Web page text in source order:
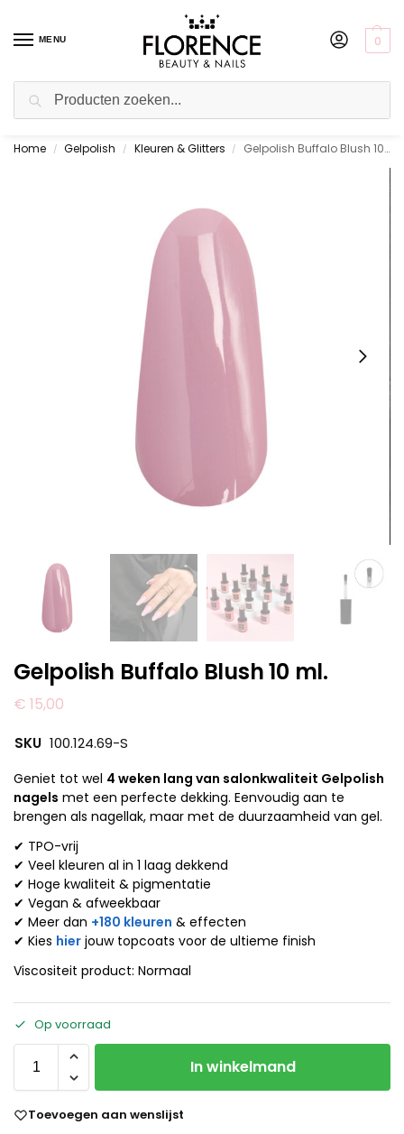
MENU 0
Gratis ophalen in de showroom
Home / Gelpolish / Kleuren & Glitters / Gelpolish Buffalo Blush 10 ml.
Gelpolish Buffalo Blush 10 ml.
€ 15,00
SKU 100.124.69-S
Geniet tot wel 4 weken lang van salonkwaliteit Gelpolish
nagels met een perfecte dekking. Eenvoudig aan te
brengen als nagellak, maar met de duurzaamheid van gel.
✔ TPO-vrij
✔ Veel kleuren al in 1 laag dekkend
✔ Hoge kwaliteit & pigmentatie
✔ Vegan & afweekbaar
✔ Meer dan +180 kleuren & effecten
✔ Kies hier jouw topcoats voor de ultieme finish
Viscositeit product: Normaal
Op voorraad
In winkelmand
Toevoegen aan wenslijst